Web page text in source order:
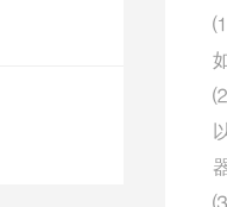
⑴
⑵
⑶